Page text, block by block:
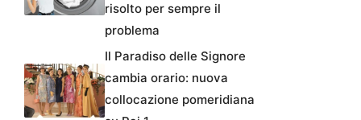
risolto per sempre il
problema
Il Paradiso delle Signore
cambia orario: nuova
collocazione pomeridiana